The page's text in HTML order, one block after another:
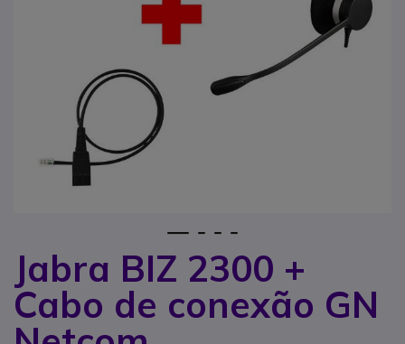
Jabra BIZ 2300 +
Cabo de conexão GN
Saltar para o início da Galeria de imagens